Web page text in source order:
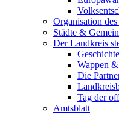
Organisation
Städte &
Der Landkreis
Wappen
Die
Tag der
Amtsblatt